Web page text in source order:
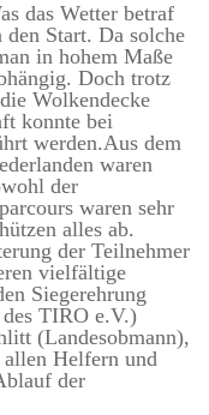
das Wetter betraf
Start. Da solche
in hohem Maße
Doch trotz
Wolkendecke
konnte bei
werden.Aus dem
waren
der
waren sehr
alles ab.
der Teilnehmer
vielfältige
Siegerehrung
TIRO e.V.)
(Landesobmann),
Helfern und
der